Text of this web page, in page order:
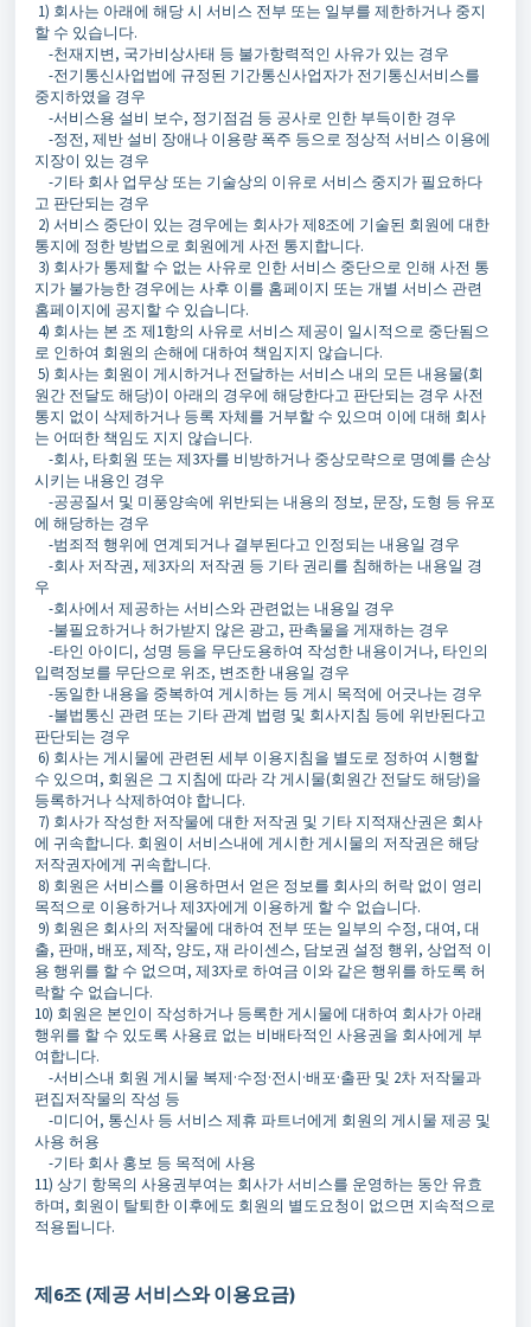
1) 회사는 아래에 해당 시 서비스 전부 또는 일부를 제한하거나 중지
할 수 있습니다.
-천재지변, 국가비상사태 등 불가항력적인 사유가 있는 경우
-전기통신사업법에 규정된 기간통신사업자가 전기통신서비스를
중지하였을 경우
-서비스용 설비 보수, 정기점검 등 공사로 인한 부득이한 경우
-정전, 제반 설비 장애나 이용량 폭주 등으로 정상적 서비스 이용에
지장이 있는 경우
-기타 회사 업무상 또는 기술상의 이유로 서비스 중지가 필요하다
고 판단되는 경우
2) 서비스 중단이 있는 경우에는 회사가 제8조에 기술된 회원에 대한
통지에 정한 방법으로 회원에게 사전 통지합니다.
3) 회사가 통제할 수 없는 사유로 인한 서비스 중단으로 인해 사전 통
지가 불가능한 경우에는 사후 이를 홈페이지 또는 개별 서비스 관련
홈페이지에 공지할 수 있습니다.
4) 회사는 본 조 제1항의 사유로 서비스 제공이 일시적으로 중단됨으
로 인하여 회원의 손해에 대하여 책임지지 않습니다.
5) 회사는 회원이 게시하거나 전달하는 서비스 내의 모든 내용물(회
원간 전달도 해당)이 아래의 경우에 해당한다고 판단되는 경우 사전
통지 없이 삭제하거나 등록 자체를 거부할 수 있으며 이에 대해 회사
는 어떠한 책임도 지지 않습니다.
-회사, 타회원 또는 제3자를 비방하거나 중상모략으로 명예를 손상
시키는 내용인 경우
-공공질서 및 미풍양속에 위반되는 내용의 정보, 문장, 도형 등 유포
에 해당하는 경우
-범죄적 행위에 연계되거나 결부된다고 인정되는 내용일 경우
-회사 저작권, 제3자의 저작권 등 기타 권리를 침해하는 내용일 경
우
-회사에서 제공하는 서비스와 관련없는 내용일 경우
-불필요하거나 허가받지 않은 광고, 판촉물을 게재하는 경우
-타인 아이디, 성명 등을 무단도용하여 작성한 내용이거나, 타인의
입력정보를 무단으로 위조, 변조한 내용일 경우
-동일한 내용을 중복하여 게시하는 등 게시 목적에 어긋나는 경우
-불법통신 관련 또는 기타 관계 법령 및 회사지침 등에 위반된다고
판단되는 경우
6) 회사는 게시물에 관련된 세부 이용지침을 별도로 정하여 시행할
수 있으며, 회원은 그 지침에 따라 각 게시물(회원간 전달도 해당)을
등록하거나 삭제하여야 합니다.
7) 회사가 작성한 저작물에 대한 저작권 및 기타 지적재산권은 회사
에 귀속합니다. 회원이 서비스내에 게시한 게시물의 저작권은 해당
저작권자에게 귀속합니다.
8) 회원은 서비스를 이용하면서 얻은 정보를 회사의 허락 없이 영리
목적으로 이용하거나 제3자에게 이용하게 할 수 없습니다.
9) 회원은 회사의 저작물에 대하여 전부 또는 일부의 수정, 대여, 대
출, 판매, 배포, 제작, 양도, 재 라이센스, 담보권 설정 행위, 상업적 이
용 행위를 할 수 없으며, 제3자로 하여금 이와 같은 행위를 하도록 허
락할 수 없습니다.
10) 회원은 본인이 작성하거나 등록한 게시물에 대하여 회사가 아래
행위를 할 수 있도록 사용료 없는 비배타적인 사용권을 회사에게 부
여합니다.
-서비스내 회원 게시물 복제·수정·전시·배포·출판 및 2차 저작물과
편집저작물의 작성 등
-미디어, 통신사 등 서비스 제휴 파트너에게 회원의 게시물 제공 및
사용 허용
-기타 회사 홍보 등 목적에 사용
11) 상기 항목의 사용권부여는 회사가 서비스를 운영하는 동안 유효
하며, 회원이 탈퇴한 이후에도 회원의 별도요청이 없으면 지속적으로
적용됩니다.
제6조 (제공 서비스와 이용요금)